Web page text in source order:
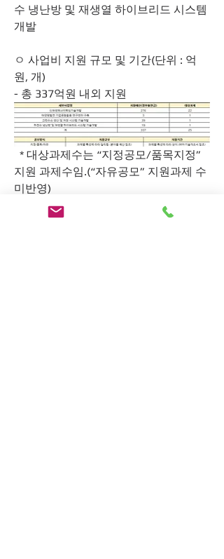
수 냉난방 및 재생열 하이브리드 시스템
개발
ㅇ 사업비 지원 규모 및 기간(단위 : 억
원, 개)
- 총 337억원 내외 지원
* 대상과제수는 “지정공모/품목지정”
지원 과제수임.(“자유공모” 지원과제 수
미반영)
* 사업별 예산규모, 기술정책방향 및 평
가결과 등에 따라 지원 예산 및 과제 수